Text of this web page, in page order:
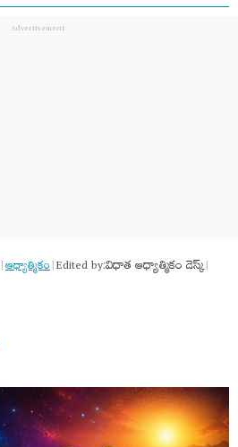
|ఆధ్యాత్మికం|Edited by:విధాత ఆధ్యాత్మికం డెస్క్|